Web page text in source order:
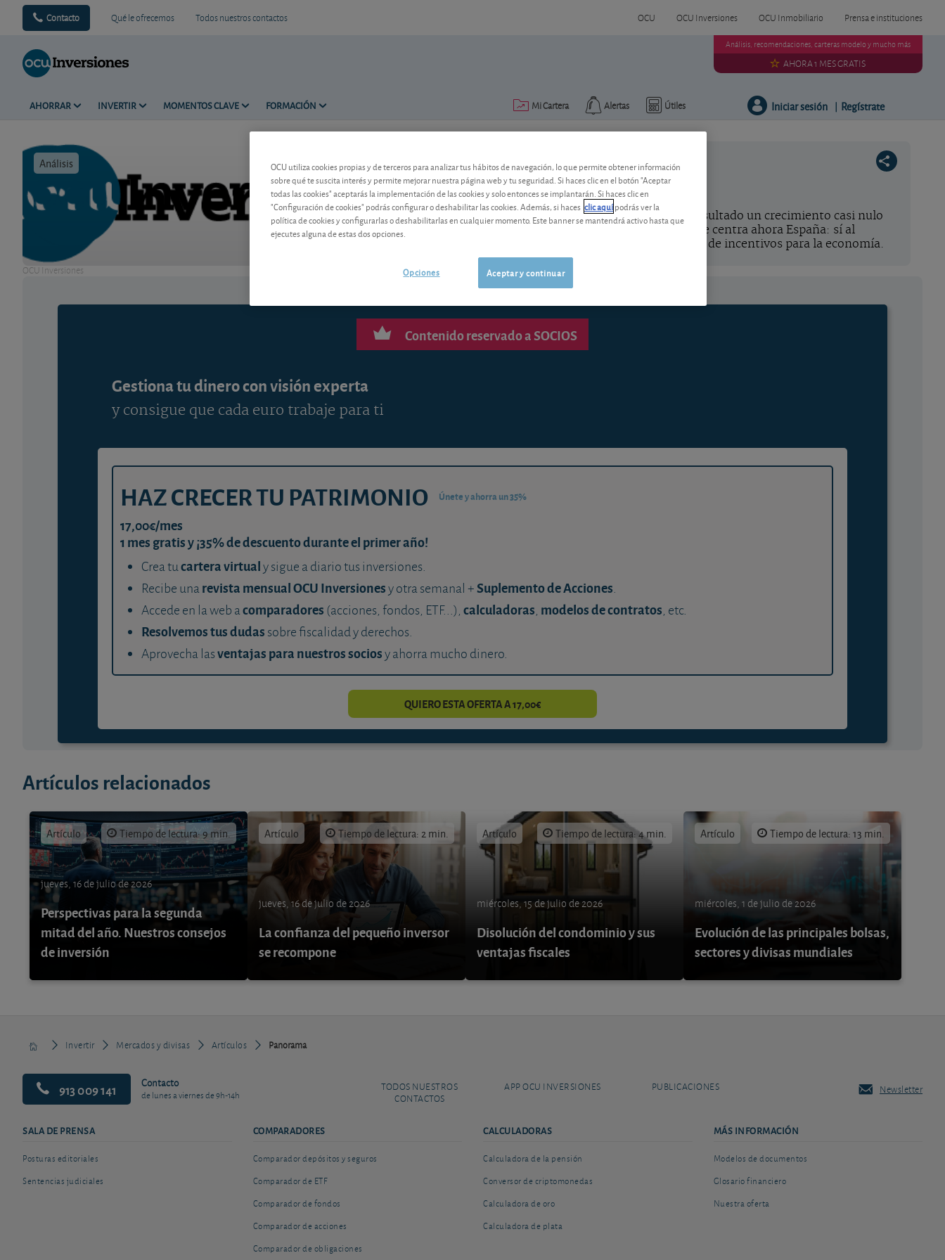
Contacto Qué le ofrecemos Todos nuestros contactos OCU OCU Inversiones OCU Inmobiliario Prensa e instituciones
AHORRAR INVERTIR MOMENTOS CLAVE FORMACIÓN Útiles
Alertas
Mi Cartera
Análisis, recomendaciones, carteras modelo y mucho más
AHORA 1 MES GRATIS
Iniciar sesión | Regístrate
Análisis Tiempo de lectura: 5 min.
OCU Inversiones
Panorama
La política de la austeridad a toda costa dará como resultado un crecimiento casi nulo
para el conjunto de las economías europeas. En eso se centra ahora España: sí al
control presupuestario, pero también a la aprobación de incentivos para la economía.
Contenido reservado a SOCIOS
Gestiona tu dinero con visión experta
y consigue que cada euro trabaje para ti
HAZ CRECER TU PATRIMONIO Únete y ahorra un 35%
17,00€/mes
1 mes gratis y ¡35% de descuento durante el primer año!
Crea tucartera virtualy sigue a diario tus inversiones.
Recibe unarevista mensual OCU Inversionesy otra semanal +Suplemento de Acciones.
Accede en la web acomparadores (acciones, fondos, ETF...), calculadoras, modelos de contratos, etc.
Resolvemos tus dudas sobre fiscalidad y derechos.
Aprovecha lasventajas para nuestros sociosy ahorra mucho dinero.
QUIERO ESTA OFERTA A 17,00€
Artículos relacionados
Artículo Tiempo de lectura: 9 min.
jueves, 16 de julio de 2026
Perspectivas para la segunda
mitad del año. Nuestros consejos
de inversión
Artículo Tiempo de lectura: 2 min.
jueves, 16 de julio de 2026
La confianza del pequeño inversor
se recompone
Artículo Tiempo de lectura: 4 min.
miércoles, 15 de julio de 2026
Disolución del condominio y sus
ventajas fiscales
Artículo Tiempo de lectura: 13 min.
miércoles, 1 de julio de 2026
Evolución de las principales bolsas,
sectores y divisas mundiales
Invertir Mercados y divisas Artículos Panorama
913 009 141 Contacto
de lunes a viernes de 9h-14h
TODOS NUESTROS
CONTACTOS
APP OCU INVERSIONES PUBLICACIONES Newsletter
SALA DE PRENSA
Posturas editoriales
Sentencias judiciales
COMPARADORES
Comparador depósitos y seguros
Comparador de ETF
Comparador de fondos
Comparador de acciones
Comparador de obligaciones
CALCULADORAS
Calculadora de la pensión
Conversor de criptomonedas
Calculadora de oro
Calculadora de plata
MÁS INFORMACIÓN
Modelos de documentos
Glosario financiero
Nuestra oferta
OCU utiliza cookies propias y de terceros para analizar tus hábitos de navegación, lo que permite obtener información
sobre qué te suscita interés y permite mejorar nuestra página web y tu seguridad. Si haces clic en el botón "Aceptar
todas las cookies" aceptarás la implementación de las cookies y solo entonces se implantarán. Si haces clic en
"Configuración de cookies" podrás configurar o deshabilitar las cookies. Además, si haces clic aquípodrás ver la
política de cookies y configurarlas o deshabilitarlas en cualquier momento. Este banner se mantendrá activo hasta que
ejecutes alguna de estas dos opciones.
Aceptar y continuar
Opciones